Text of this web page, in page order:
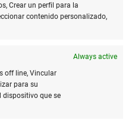
Crear un perfil para la
contenido personalizado,
Always active
off line, Vincular
para su
dispositivo que se